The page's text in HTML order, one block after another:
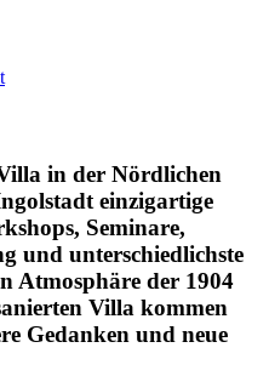
in der Nördlichen
einzigartige
Seminare,
und unterschiedlichste
Atmosphäre der 1904
Villa kommen
Gedanken und neue